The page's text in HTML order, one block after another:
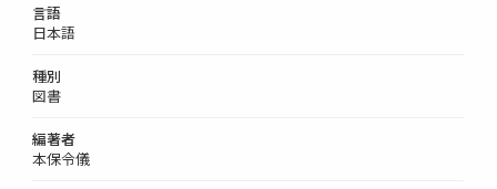
言語
日本語
種別
図書
編著者
本保令儀